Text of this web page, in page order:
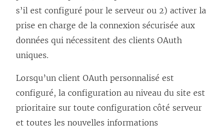
s’il est configuré pour le serveur ou 2) activer la
prise en charge de la connexion sécurisée aux
données qui nécessitent des clients OAuth
uniques.
Lorsqu’un client OAuth personnalisé est
configuré, la configuration au niveau du site est
prioritaire sur toute configuration côté serveur
et toutes les nouvelles informations